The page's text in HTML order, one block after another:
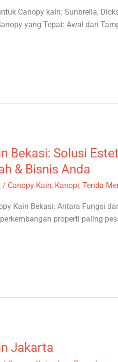
Canopy kain: Sunbrella,
yang Tepat: Awal dari
Bekasi: Solusi
& Bisnis Anda
/ Canopy Kain, Kanopi, Tenda
Kain Bekasi: Antara Fungsi
properti paling
Jakarta